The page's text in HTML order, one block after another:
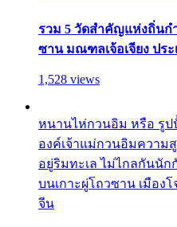
รวม 5 วัดสำคัญแห่งถิ่นก
ซาน มณฑลเจ้อเจียง ประ
1,528 views
หนานไห่กวนอิม หรือ รูป
องค์เจ้าแม่กวนอิมความ
อยู่ริมทะเล ไม่ไกลกันนัก
บนเกาะผู่โถวซาน เมือง
จีน